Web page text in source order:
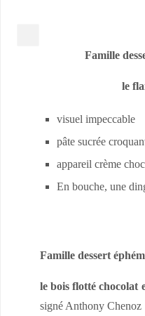
Famille
le
visuel impeccable
pâte sucrée
appareil crème
En bouche, une
Famille dessert
le bois flotté chocolat
signé Anthony Chenoz